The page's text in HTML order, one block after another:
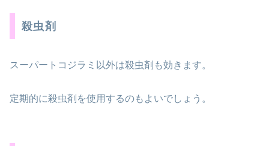
殺虫剤
スーパートコジラミ以外は殺虫剤も効きます。
定期的に殺虫剤を使用するのもよいでしょう。